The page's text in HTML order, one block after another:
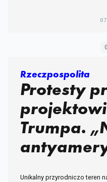
Rzeczpospolita
Protesty
Trumpa.
Unikalny przyrodniczo teren